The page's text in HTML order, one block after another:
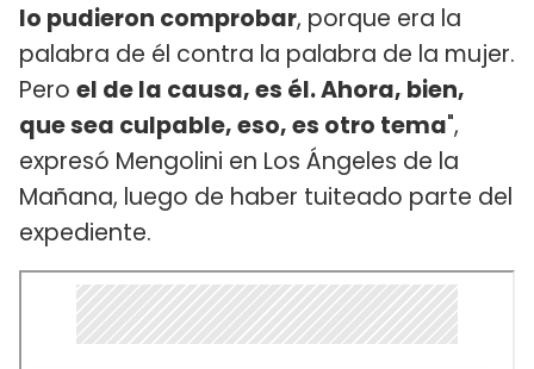
lo pudieron comprobar, porque era la
palabra de él contra la palabra de la mujer.
Pero el de la causa, es él. Ahora, bien,
que sea culpable, eso, es otro tema",
expresó Mengolini en Los Ángeles de la
Mañana, luego de haber tuiteado parte del
expediente.